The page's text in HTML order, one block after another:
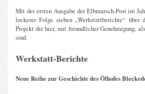
Mit der ersten Ausgabe der Elbmarsch-Post im
lockerer Folge sieben „Werkstattberichte“
Projekt die hier, mit freundlicher Genehmigung,
sind.
Werkstatt-Berichte
Neue Reihe zur Geschichte des Ölhofes